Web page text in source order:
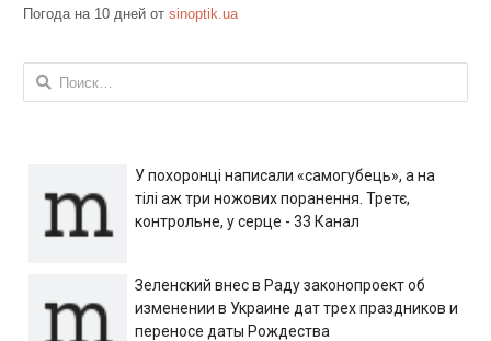
Погода на 10 дней от sinoptik.ua
Найти:
У похоронці написали «самогубець», а на
тілі аж три ножових поранення. Третє,
контрольне, у серце - 33 Канал
Зеленский внес в Раду законопроект об
изменении в Украине дат трех праздников и
переносе даты Рождества